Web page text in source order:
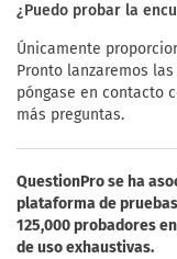
¿Puedo probar la
Únicamente
Pronto lanzaremos
póngase en contacto
más preguntas.
QuestionPro se ha
plataforma de
125,000 probadores
de uso exhaustivas.